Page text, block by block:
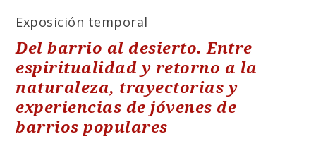
Exposición temporal
Del barrio al desierto.Entre
espiritualidad y retorno a la
naturaleza, trayectorias y
experiencias de jóvenes de
barrios populares